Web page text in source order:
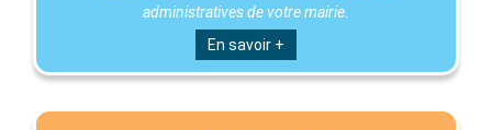
administratives de votre mairie.
En savoir +